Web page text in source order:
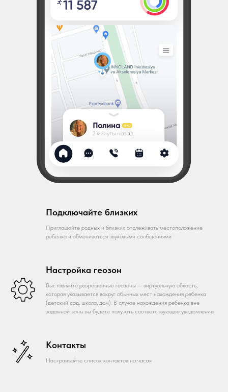
Подключайте близких
Приглашайте родных и близких отслеживать местоположение
ребёнка и обмениваться звуковыми сообщениями
Настройка геозон
Выставляйте разрешенные геозоны — виртуальную область,
которая указывается вокруг обычных мест нахождения ребенка
(детский сад, школа, дом). В случае нахождения ребенка вне
заданной зоны вы будете получать соответствующее уведомление
Контакты
Настраивайте список контактов на часах